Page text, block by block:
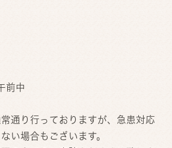
前中
常通り行っておりますが、急患対応
い場合もございます。